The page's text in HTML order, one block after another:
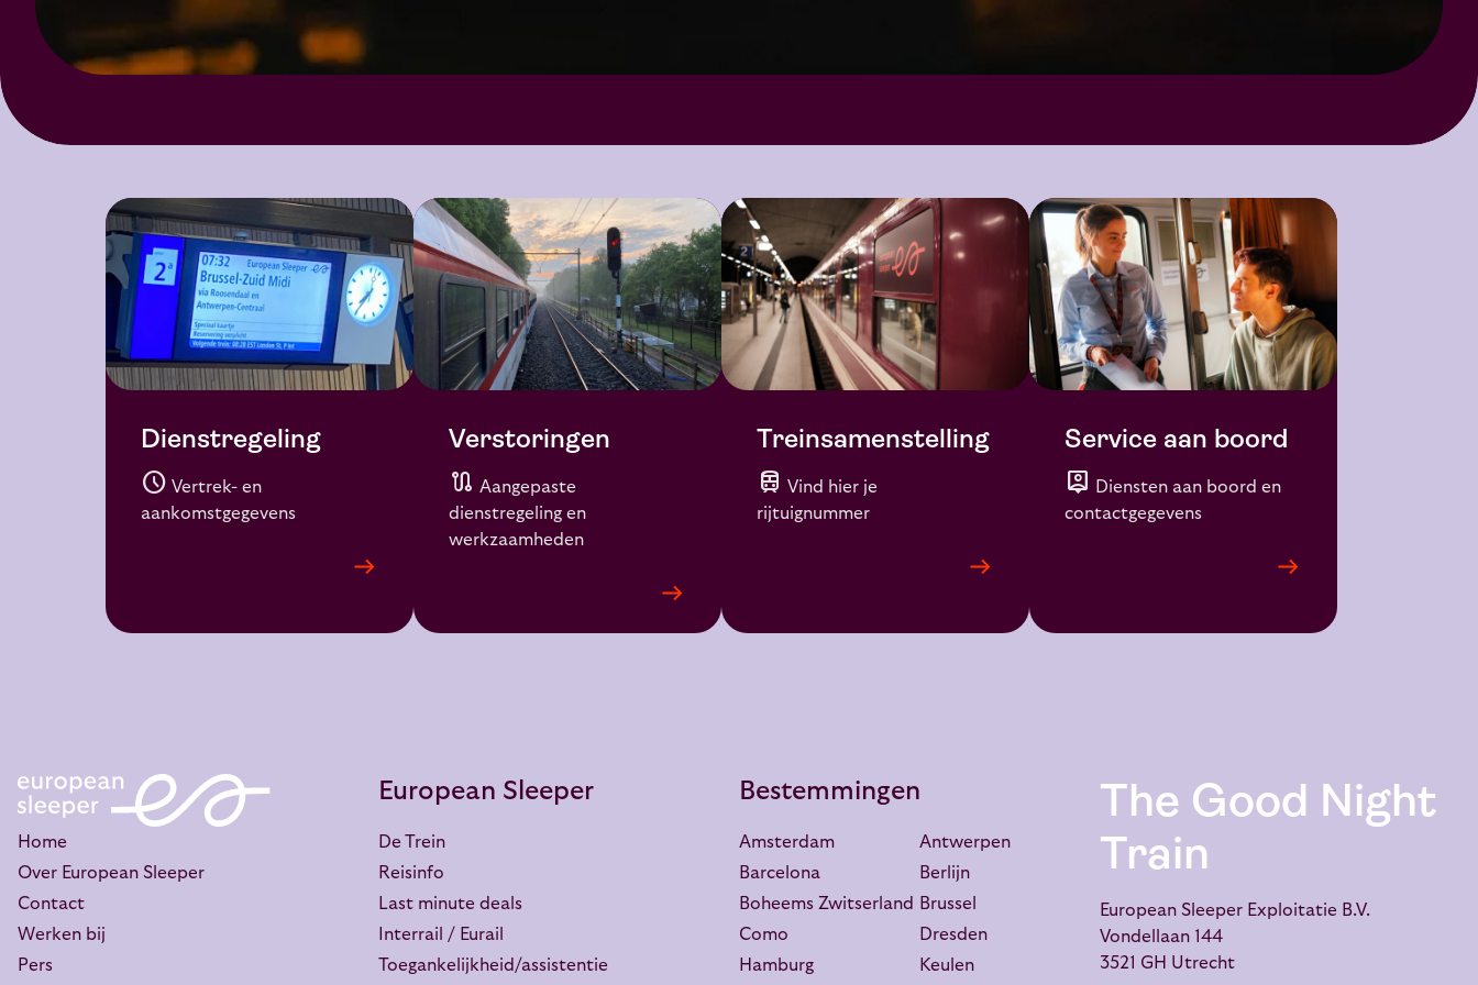
Dienstregeling
schedule Vertrek- en
aankomstgegevens
Verstoringen
route Aangepaste
dienstregeling en
werkzaamheden
Treinsamenstelling
train Vind hier je
rijtuignummer
Service aan boord
person_pin
Diensten aan boord en
contactgegevens
Home
Over European Sleeper
Contact
Werken bij
Pers
European Sleeper
De Trein
Reisinfo
Last minute deals
Interrail / Eurail
Toegankelijkheid/assistentie
Bestemmingen
Amsterdam
Antwerpen
Barcelona
Berlijn
Boheems Zwitserland
Brussel
Como
Dresden
Hamburg
Keulen
The Good Night
Train
European Sleeper Exploitatie B.V.
Vondellaan 144
3521 GH Utrecht